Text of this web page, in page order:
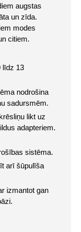
augstas
un zīda.
modes
citiem.
līdz 13
nodrošina
sadursmēm.
likt uz
adapteriem.
sistēma.
arī šūpulīša
izmantot gan